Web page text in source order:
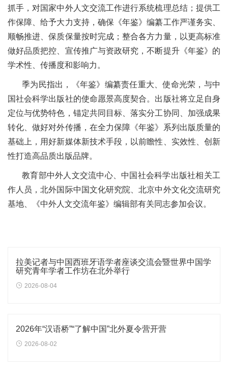
抓手，对国家中外人文交流工作进行系统梳理总结；提供工
作保障、给予大力支持，确保《年鉴》编纂工作严谨务实、
顺畅推进、保质保量按时完成；整合各方力量，以更高标准
做好品质把控、宣传推广与资政研究，不断提升《年鉴》的
学术性、传播度和影响力。
季为民指出，《年鉴》编纂责任重大、使命光荣，与中
国社会科学出版社的使命愿景高度契合。出版社将立足自身
定位与优势特色，锚定共同目标、落实分工协同、加强成果
转化、做好对外传播，在全力保障《年鉴》系列出版质量的
基础上，用好新媒体新技术手段，以前瞻性、实效性、创新
性打造高品质出版品牌。
教育部中外人文交流中心、中国社会科学出版社相关工
作人员，北外国际中国文化研究院、北京中外文化交流研究
基地、《中外人文交流年鉴》编辑部有关同志参加会议。
拉美记者与中国西班牙语学者座谈交流会暨世界中国学
研究青年学者工作坊在北外举行
2026-08-04
2026年“汉语桥”“了解中国”北外夏令营开营
2026-08-02